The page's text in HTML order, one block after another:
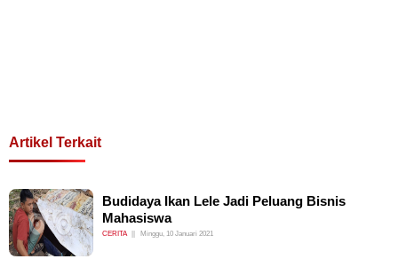
Artikel Terkait
Budidaya Ikan Lele Jadi Peluang Bisnis
Mahasiswa
CERITA Minggu, 10 Januari 2021